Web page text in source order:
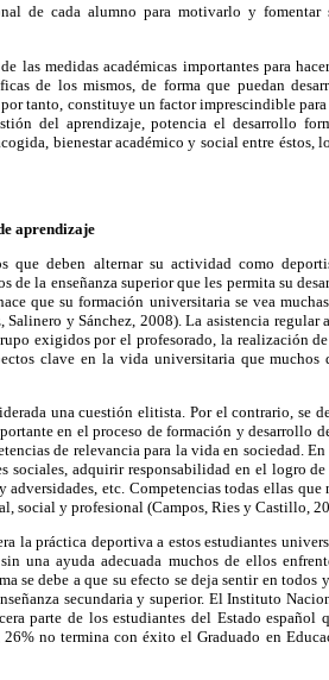
de cada alumno para motivarlo y
las medidas académicas importantes para
de los mismos, de forma que puedan
tanto, constituye un factor imprescindible
del aprendizaje, potencia el desarrollo
bienestar académico y social entre éstos,
aprendizaje
que deben alternar su actividad como
de la enseñanza superior que les permita su
que su formación universitaria se vea
y Sánchez, 2008). La asistencia regular
exigidos por el profesorado, la realización
clave en la vida universitaria que
una cuestión elitista. Por el contrario, se
en el proceso de formación y desarrollo
de relevancia para la vida en sociedad.
adquirir responsabilidad en el logro de
etc. Competencias todas ellas
social y profesional (Campos, Ries y Castillo,
la práctica deportiva a estos estudiantes
una ayuda adecuada muchos de ellos
se debe a que su efecto se deja sentir en
secundaria y superior. El Instituto
parte de los estudiantes del Estado español
no termina con éxito el Graduado en